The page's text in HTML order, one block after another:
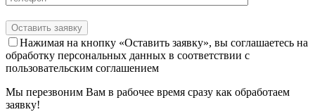
Нажимая на кнопку «Оставить заявку», вы соглашаетесь на
обработку персональных данных в соответствии с
пользовательским соглашением
Мы перезвоним Вам в рабочее время сразу как обработаем
заявку!